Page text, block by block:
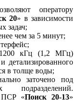
оператору
20» в зависимости
задач;
чем за 5 минут;
1200 кГц (1,2 МГц)
детализированного
в толще воды;
заточено под
подразделений.
ПСР «Поиск 20-13»